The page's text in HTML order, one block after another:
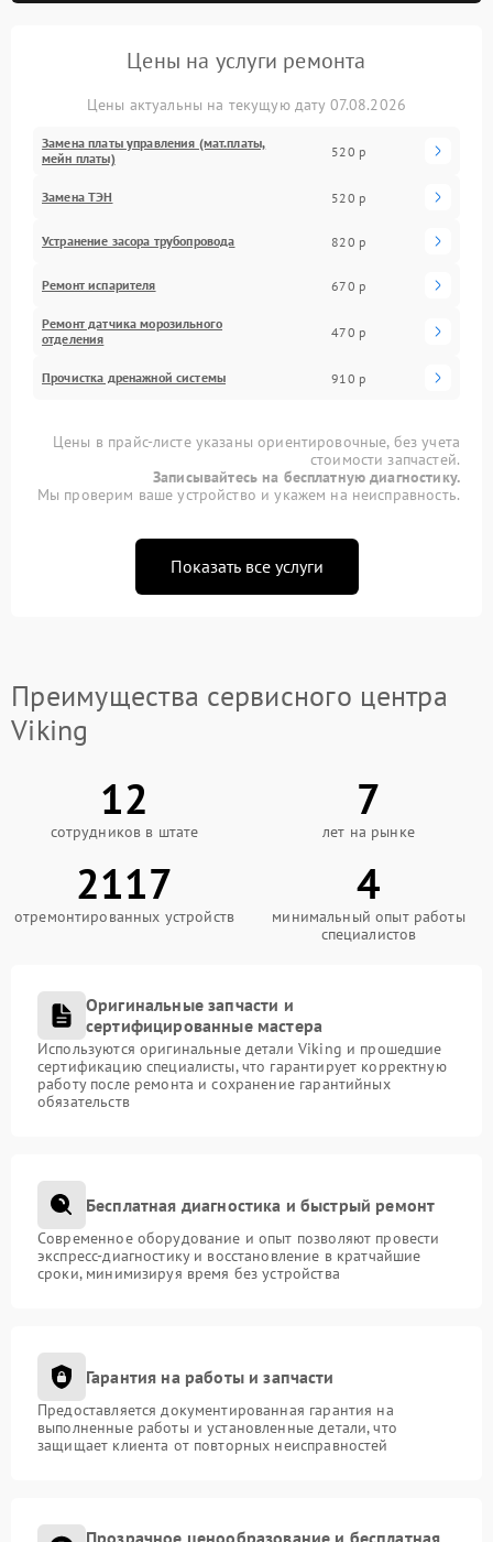
Цены на услуги ремонта
Цены актуальны на текущую дату 07.08.2026
Замена платы управления (мат.платы,
мейн платы)
520 р
Замена ТЭН 520 р
Устранение засора трубопровода 820 р
Ремонт испарителя 670 р
Ремонт датчика морозильного
отделения
470 р
Прочистка дренажной системы 910 р
Цены в прайс-листе указаны ориентировочные, без учета
стоимости запчастей.
Записывайтесь на бесплатную диагностику.
Мы проверим ваше устройство и укажем на неисправность.
Показать все услуги
Преимущества сервисного центра
Viking
12
сотрудников в штате
7
лет на рынке
2117
отремонтированных устройств
4
минимальный опыт работы
специалистов
Оригинальные запчасти и
сертифицированные мастера
Используются оригинальные детали Viking и прошедшие
сертификацию специалисты, что гарантирует корректную
работу после ремонта и сохранение гарантийных
обязательств
Бесплатная диагностика и быстрый ремонт
Современное оборудование и опыт позволяют провести
экспресс-диагностику и восстановление в кратчайшие
сроки, минимизируя время без устройства
Гарантия на работы и запчасти
Предоставляется документированная гарантия на
выполненные работы и установленные детали, что
защищает клиента от повторных неисправностей
Прозрачное ценообразование и бесплатная